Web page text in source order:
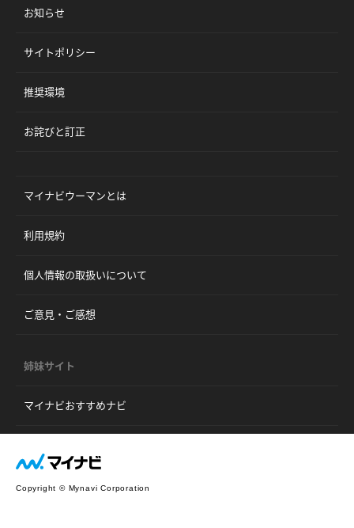
お知らせ
サイトポリシー
推奨環境
お詫びと訂正
マイナビウーマンとは
利用規約
個人情報の取扱いについて
ご意見・ご感想
姉妹サイト
マイナビおすすめナビ
Copyright © Mynavi Corporation